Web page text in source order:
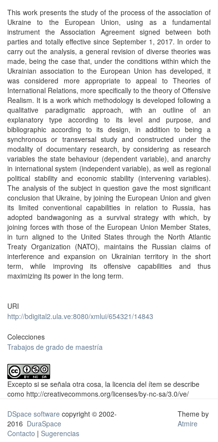
This work presents the study of the process of the association of
Ukraine to the European Union, using as a fundamental
instrument the Association Agreement signed between both
parties and totally effective since September 1, 2017. In order to
carry out the analysis, a general revision of diverse theories was
made, being the case that, under the conditions within which the
Ukrainian association to the European Union has developed, it
was considered more appropriate to appeal to Theories of
International Relations, more specifically to the theory of Offensive
Realism. It is a work which methodology is developed following a
qualitative paradigmatic approach, with an outline of an
explanatory type according to its level and purpose, and
bibliographic according to its design, in addition to being a
synchronous or transversal study and constructed under the
modality of documentary research, by considering as research
variables the state behaviour (dependent variable), and anarchy
in international system (independent variable), as well as regional
political stability and economic stability (intervening variables).
The analysis of the subject in question gave the most significant
conclusion that Ukraine, by joining the European Union and given
its limited conventional capabilities in relation to Russia, has
adopted bandwagoning as a survival strategy with which, by
joining forces with those of the European Union Member States,
in turn aligned to the United States through the North Atlantic
Treaty Organization (NATO), maintains the Russian claims of
interference and expansion on Ukrainian territory in the short
term, while improving its offensive capabilities and thus
maximizing its power in the long term.
URI
http://bdigital2.ula.ve:8080/xmlui/654321/14843
Colecciones
Trabajos de grado de maestría
Excepto si se señala otra cosa, la licencia del ítem se describe
como http://creativecommons.org/licenses/by-nc-sa/3.0/ve/
DSpace software copyright © 2002-
2016 DuraSpace
Contacto | Sugerencias
Theme by
Atmire